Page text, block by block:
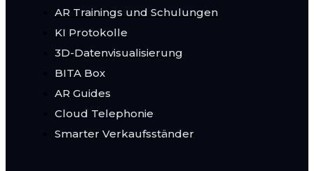
AR Trainings und Schulungen
KI Protokolle
3D-Datenvisualisierung
BITA Box
AR Guides
Cloud Telephonie
Smarter Verkaufsständer